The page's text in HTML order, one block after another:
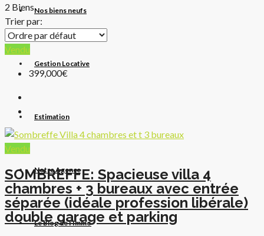
Nos biens neufs
Gestion Locative
Estimation
Notre Agence
Le Blog de l’Immo
2 Biens
Trier par:
Vendu
399,000€
Vendu
SOMBREFFE: Spacieuse villa 4
chambres + 3 bureaux avec entrée
séparée (idéale profession libérale)
double garage et parking